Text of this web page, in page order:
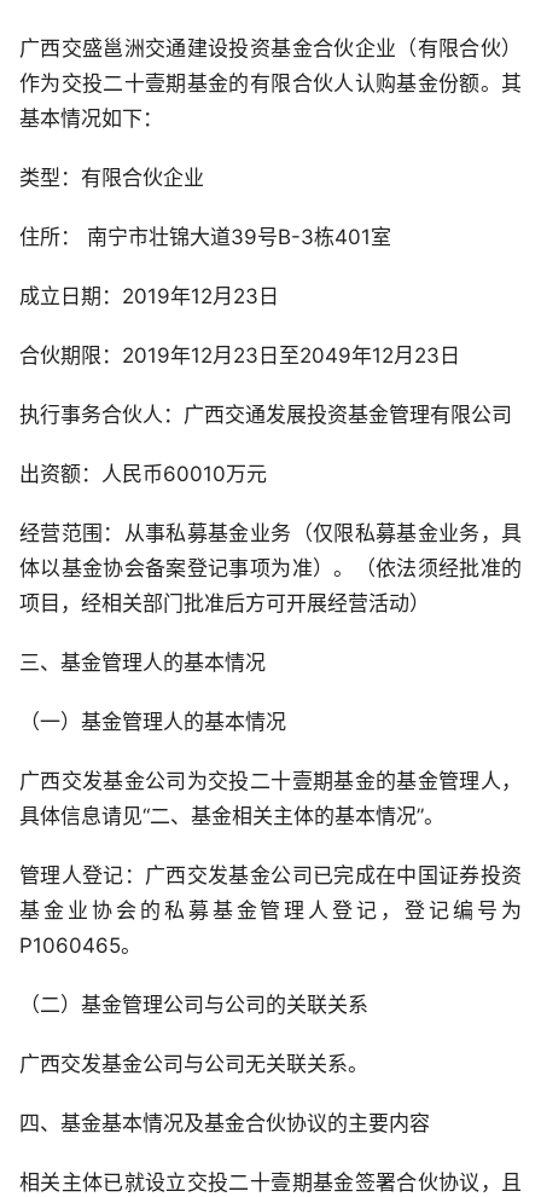
广西交盛邕洲交通建设投资基金合伙企业（有限合伙）
作为交投二十壹期基金的有限合伙人认购基金份额。其
基本情况如下：
类型：有限合伙企业
住所： 南宁市壮锦大道39号B-3栋401室
成立日期：2019年12月23日
合伙期限：2019年12月23日至2049年12月23日
执行事务合伙人：广西交通发展投资基金管理有限公司
出资额：人民币60010万元
经营范围：从事私募基金业务（仅限私募基金业务，具
体以基金协会备案登记事项为准）。（依法须经批准的
项目，经相关部门批准后方可开展经营活动）
三、基金管理人的基本情况
（一）基金管理人的基本情况
广西交发基金公司为交投二十壹期基金的基金管理人，
具体信息请见“二、基金相关主体的基本情况”。
管理人登记：广西交发基金公司已完成在中国证券投资
基金业协会的私募基金管理人登记，登记编号为
P1060465。
（二）基金管理公司与公司的关联关系
广西交发基金公司与公司无关联关系。
四、基金基本情况及基金合伙协议的主要内容
相关主体已就设立交投二十壹期基金签署合伙协议，且